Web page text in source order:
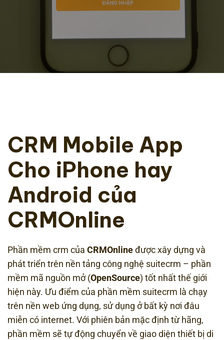
CRM Mobile App
Cho iPhone hay
Android của
CRMOnline
Phần mềm crm của CRMOnlineđược xây dựng và
phát triển trên nền tảng công nghệ suitecrm – phần
mềm mã nguồn mở (OpenSource) tốt nhất thế giới
hiện này. Ưu điểm của phần mềm suitecrm là chạy
trên nền web ứng dụng, sử dụng ở bất kỳ nơi đâu
miễn có internet. Với phiên bản mặc định từ hãng,
phần mềm sẽ tự động chuyển về giao diện thiết bị di